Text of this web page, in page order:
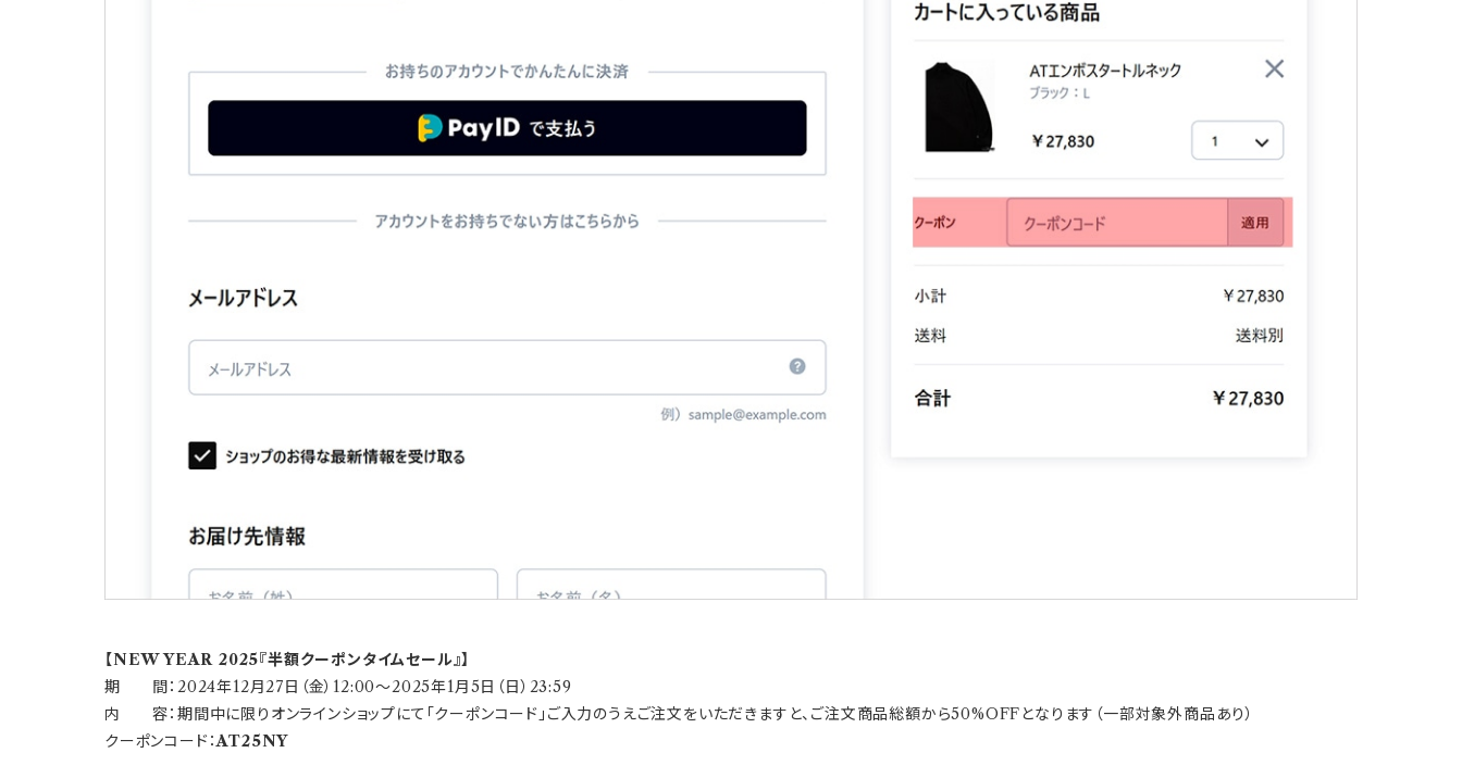
【NEW YEAR 2025『半額クーポンタイムセール』】
期 間：2024年12月27日（金）12:00～2025年1月5日（日）23:59
内 容：期間中に限りオンラインショップにて「クーポンコード」ご入力のうえご注文をいただきますと、ご注文商品総額から50%OFFとなります（一部対象外商品あり）
クーポンコード：AT25NY